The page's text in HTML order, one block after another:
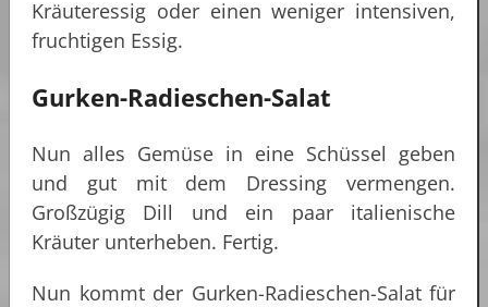
Kräuteressig oder einen weniger intensiven,
fruchtigen Essig.
Gurken-Radieschen-Salat
Nun alles Gemüse in eine Schüssel geben
und gut mit dem Dressing vermengen.
Großzügig Dill und ein paar italienische
Kräuter unterheben. Fertig.
Nun kommt der Gurken-Radieschen-Salat für